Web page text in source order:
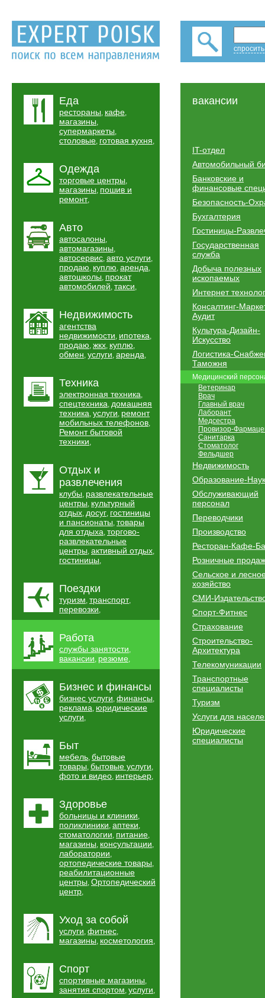
Еда
рестораны, кафе,
магазины,
супермаркеты,
столовые, готовая кухня,
Одежда
торговые центры,
магазины, пошив и
ремонт,
Авто
автосалоны,
автомагазины,
автосервис, авто услуги,
продаю, куплю, аренда,
автошколы, прокат
автомобилей, такси,
Недвижимость
агентства
недвижимости, ипотека,
продаю, жкх, куплю,
обмен, услуги, аренда,
Техника
электронная техника,
спецтехника, домашняя
техника, услуги, ремонт
мобильных телефонов,
Ремонт бытовой
техники,
Отдых и
развлечения
клубы, развлекательные
центры, культурный
отдых, досуг, гостиницы
и пансионаты, товары
для отдыха, торгово-
развлекательные
центры, активный отдых,
гостиницы,
Поездки
туризм, транспорт,
перевозки,
Работа
службы занятости,
вакансии, резюме,
Бизнес и финансы
бизнес услуги, финансы,
реклама, юридические
услуги,
Быт
мебель, бытовые
товары, бытовые услуги,
фото и видео, интерьер,
Здоровье
больницы и клиники,
поликлиники, аптеки,
стоматологии, питание,
магазины, консультации,
лаборатории,
ортопедические товары,
реабилитационные
центры, Ортопедический
центр,
Уход за собой
услуги, фитнес,
магазины, косметология,
Спорт
спортивные магазины,
занятия спортом, услуги,
вакансии
IT-отдел
Автомобильный
Банковские и
финансовые
Безопасность-
Бухгалтерия
Гостиницы-
Государственная
служба
Добыча полезных
ископаемых
Интернет
Консалтинг-
Аудит
Культура-Дизайн-
Искусство
Логистика-
Таможня
Медицинский
Ветеринар
Врач
Главный врач
Лаборант
Медсестра
Провизор-
Санитарка
Стоматолог
Фельдшер
Недвижимость
Образование-
Обслуживающий
персонал
Переводчики
Производство
Ресторан-Кафе-
Розничные
Сельское и
хозяйство
СМИ-
Спорт-Фитнес
Страхование
Строительство-
Архитектура
Телекомуникации
Транспортные
специалисты
Туризм
Услуги для
Юридические
специалисты